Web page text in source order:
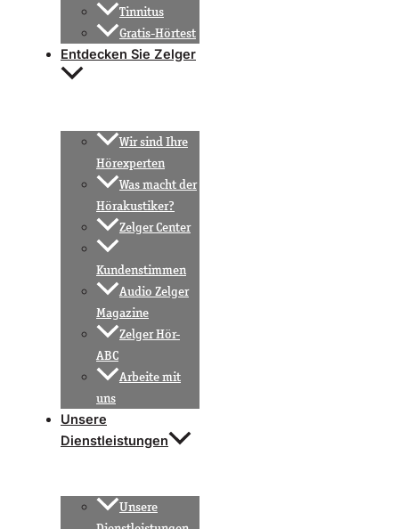
Tinnitus
Gratis-Hörtest
Entdecken Sie Zelger
Wir sind Ihre
Hörexperten
Was macht der
Hörakustiker?
Zelger Center
Kundenstimmen
Audio Zelger
Magazine
Zelger Hör-
ABC
Arbeite mit
uns
Unsere
Dienstleistungen
Unsere